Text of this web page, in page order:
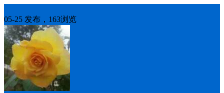
05-25 发布，163浏览